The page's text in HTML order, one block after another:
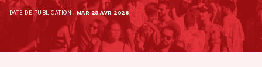
DATE DE PUBLICATION : MAR 28 AVR 2026